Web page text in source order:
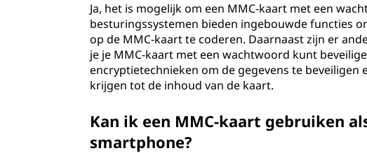
Ja, het is mogelijk om een MMC-kaart met een
besturingssystemen bieden ingebouwde functies
op de MMC-kaart te coderen. Daarnaast zijn er
je je MMC-kaart met een wachtwoord kunt
encryptietechnieken om de gegevens te
krijgen tot de inhoud van de kaart.
Kan ik een MMC-kaart gebruiken
smartphone?